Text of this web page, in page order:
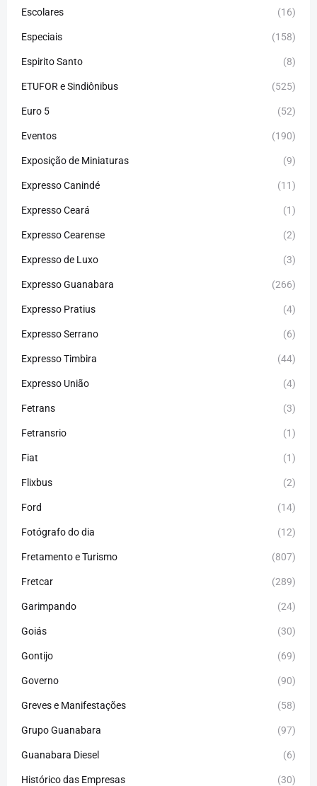
Escolares (16)
Especiais (158)
Espirito Santo (8)
ETUFOR e Sindiônibus (525)
Euro 5 (52)
Eventos (190)
Exposição de Miniaturas (9)
Expresso Canindé (11)
Expresso Ceará (1)
Expresso Cearense (2)
Expresso de Luxo (3)
Expresso Guanabara (266)
Expresso Pratius (4)
Expresso Serrano (6)
Expresso Timbira (44)
Expresso União (4)
Fetrans (3)
Fetransrio (1)
Fiat (1)
Flixbus (2)
Ford (14)
Fotógrafo do dia (12)
Fretamento e Turismo (807)
Fretcar (289)
Garimpando (24)
Goiás (30)
Gontijo (69)
Governo (90)
Greves e Manifestações (58)
Grupo Guanabara (97)
Guanabara Diesel (6)
Histórico das Empresas (30)